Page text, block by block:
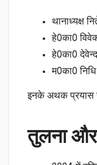
थानाध्यक्ष
हे0का0
हे0का0
म0का0 निधि
इनके अथक प्रयास
तुलना